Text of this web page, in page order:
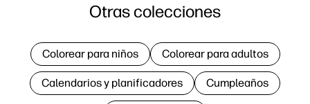
Otras colecciones
Colorear para niños Colorear para adultos
Calendarios y planificadores Cumpleaños